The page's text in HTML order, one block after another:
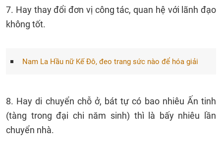
7. Hay thay đổi đơn vị công tác, quan hệ với lãnh đạo
không tốt.
Nam La Hầu nữ Kế Đô, đeo trang sức nào để hóa giải
8. Hay di chuyển chỗ ở, bát tự có bao nhiêu Ấn tinh
(tàng trong đại chi năm sinh) thì là bấy nhiêu lần
chuyển nhà.